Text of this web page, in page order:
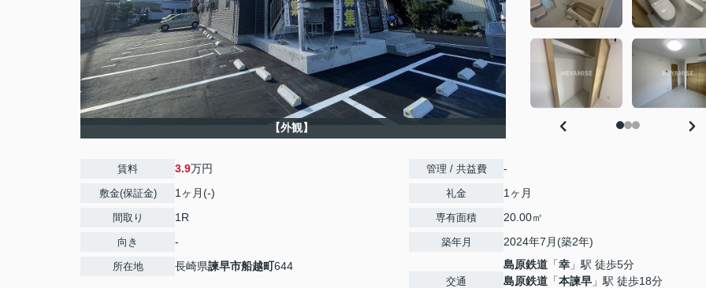
【外観】
賃料 3.9万円
敷金(保証金) 1ヶ月(-)
間取り 1R
向き -
所在地 長崎県諫早市船越町644
管理 / 共益費 -
礼金 1ヶ月
専有面積 20.00㎡
築年月 2024年7月(築2年)
交通
島原鉄道 「幸 」駅 徒歩5分
島原鉄道 「本諫早 」駅 徒歩18分